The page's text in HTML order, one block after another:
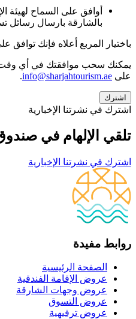
أوافق على السماح لهيئة
بالشارقة بارسال رسائل
باختيار المربع أعلاه فإنك توافق
يمكنك سحب موافقتك في أي
على info@sharjahtourism.ae
.
اشترك في نشرتنا الإخبارية
تلقي الإلهام في
اشترك في نشرتنا الإخبارية
روابط مفيدة
الصفحة الرئيسية
عروض الإقامة الفندقية
عروض وجهات الشارقة
عروض التسوق
عروض ترفيهية